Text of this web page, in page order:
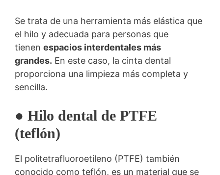
Se trata de una herramienta más elástica que
el hilo y adecuada para personas que
tienen espacios interdentales más
grandes. En este caso, la cinta dental
proporciona una limpieza más completa y
sencilla.
● Hilo dental de PTFE
(teflón)
El politetrafluoroetileno (PTFE) también
conocido como teflón, es un material que se